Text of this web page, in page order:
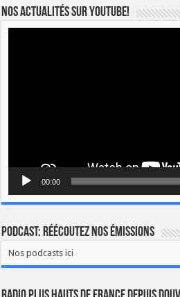
Nos actualités sur YOUTUBE!
00:00
Podcast: Réécoutez nos émissions
Nos podcasts ici